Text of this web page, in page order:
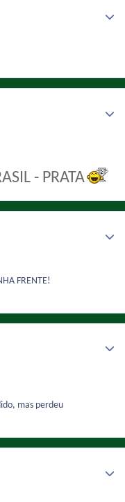
- PRATA
FRENTE!
mas perdeu